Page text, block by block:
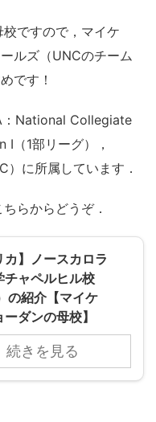
ですので，マイケ
ルズ（UNCのチーム
です！
：National Collegiate
1部リーグ），
に所属しています．
らからどうぞ．
カ】ノースカロラ
チャペルヒル校
の紹介【マイケ
ダンの母校】
続きを見る